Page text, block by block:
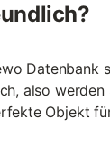
Datenbank
also werden
Objekt